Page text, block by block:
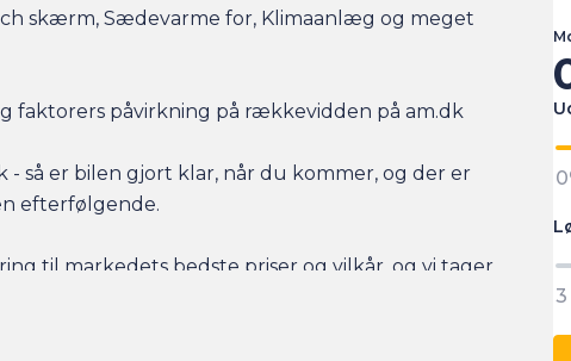
skærm, Sædevarme for, Klimaanlæg og meget
faktorers påvirkning på rækkevidden på am.dk
så er bilen gjort klar, når du kommer, og der er
efterfølgende.
til markedets bedste priser og vilkår, og vi tager
behov for at få afsat den.